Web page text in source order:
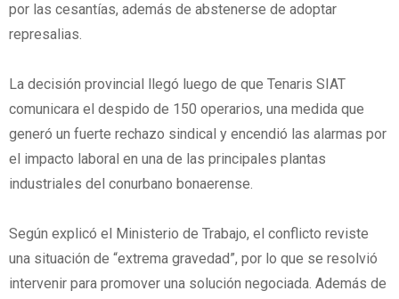
por las cesantías, además de abstenerse de adoptar
represalias.
La decisión provincial llegó luego de que Tenaris SIAT
comunicara el despido de 150 operarios, una medida que
generó un fuerte rechazo sindical y encendió las alarmas por
el impacto laboral en una de las principales plantas
industriales del conurbano bonaerense.
Según explicó el Ministerio de Trabajo, el conflicto reviste
una situación de “extrema gravedad”, por lo que se resolvió
intervenir para promover una solución negociada. Además de